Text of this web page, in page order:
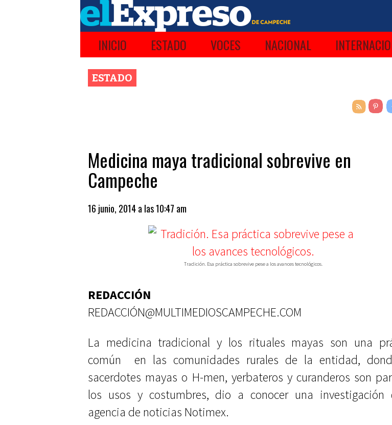
INICIO ESTADO VOCES NACIONAL
ESTADO
Medicina maya tradicional sobrevive en
Campeche
16 junio, 2014 a las 10:47 am
Tradición. Esa práctica sobrevive pese a los avances tecnológicos.
REDACCIÓN
REDACCIÓN@MULTIMEDIOSCAMPECHE.COM
La medicina tradicional y los rituales mayas son una
común en las comunidades rurales de la entidad,
sacerdotes mayas o H-men, yerbateros y curanderos son
los usos y costumbres, dio a conocer una investigación
agencia de noticias Notimex.